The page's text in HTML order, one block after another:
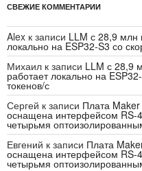
СВЕЖИЕ КОММЕНТАРИИ
Alex к записи LLM с 28,9 млн
локально на ESP32-S3 со
Михаил к записи LLM с 28,9
работает локально на
токенов/с
Сергей к записи Плата
оснащена интерфейсом RS-
четырьмя
Евгений к записи Плата
оснащена интерфейсом RS-
четырьмя